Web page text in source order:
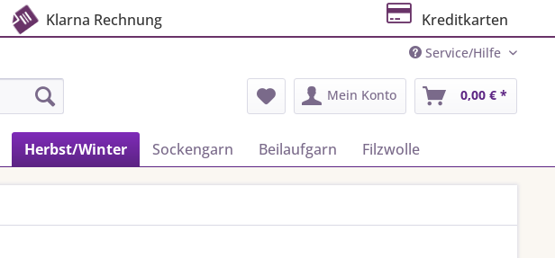
Klarna Rechnung Kreditkarten
Service/Hilfe
Mein Konto 0,00 € *
Herbst/Winter Sockengarn Beilaufgarn Filzwolle